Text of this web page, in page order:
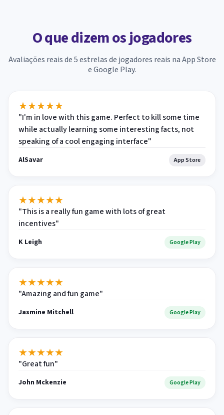
O que dizem os jogadores
Avaliações reais de 5 estrelas de jogadores reais na App Store
e Google Play.
★★★★★
"I'm in love with this game. Perfect to kill some time
while actually learning some interesting facts, not
speaking of a cool engaging interface"
AlSavar App Store
★★★★★
"This is a really fun game with lots of great
incentives"
K Leigh Google Play
★★★★★
"Amazing and fun game"
Jasmine Mitchell Google Play
★★★★★
"Great fun"
John Mckenzie Google Play